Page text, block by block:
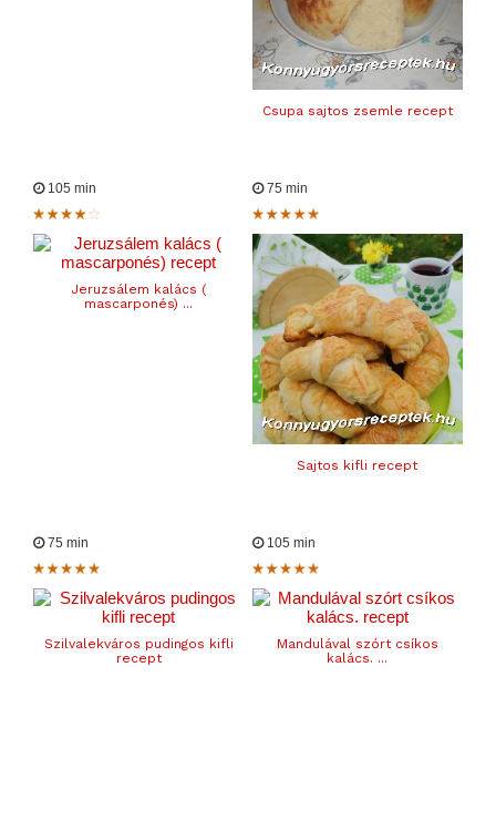
Csupa sajtos zsemle recept
105 min
Jeruzsálem kalács (
mascarponés) ...
75 min
Sajtos kifli recept
75 min
Szilvalekváros pudingos kifli
recept
105 min
Mandulával szórt csíkos
kalács. ...